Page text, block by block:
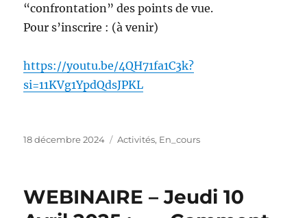
“confrontation” des points de vue.
Pour s’inscrire : (à venir)
https://youtu.be/4QH71fa1C3k?
si=11KVg1YpdQdsJPKL
18 décembre 2024 Activités, En_cours
WEBINAIRE – Jeudi 10